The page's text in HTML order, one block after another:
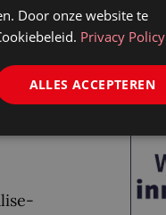
Door onze website te
Privacy Policy
ALLES ACCEPTEREN